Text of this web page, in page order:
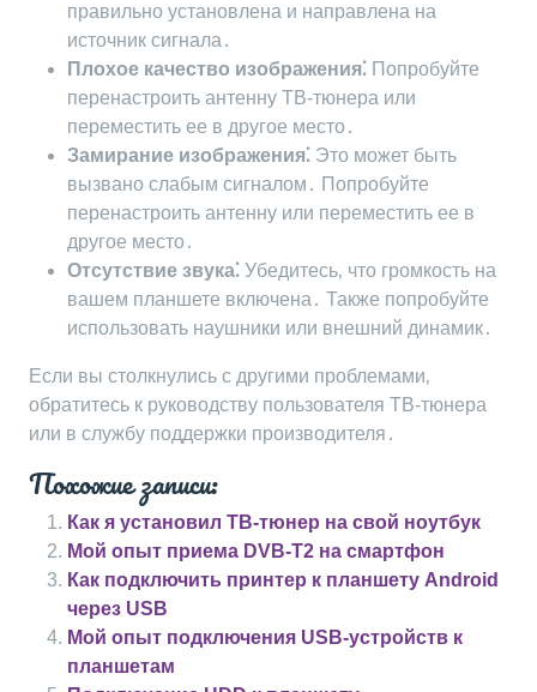
правильно установлена и направлена на
источник сигнала․
Плохое качество изображения⁚ Попробуйте
перенастроить антенну ТВ-тюнера или
переместить ее в другое место․
Замирание изображения⁚ Это может быть
вызвано слабым сигналом․ Попробуйте
перенастроить антенну или переместить ее в
другое место․
Отсутствие звука⁚ Убедитесь‚ что громкость на
вашем планшете включена․ Также попробуйте
использовать наушники или внешний динамик․
Если вы столкнулись с другими проблемами‚
обратитесь к руководству пользователя ТВ-тюнера
или в службу поддержки производителя․
Похожие записи:
Как я установил ТВ-тюнер на свой ноутбук
Мой опыт приема DVB-T2 на смартфон
Как подключить принтер к планшету Android
через USB
Мой опыт подключения USB-устройств к
планшетам